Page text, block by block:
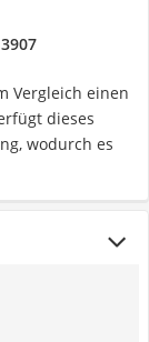
Vergleich einen
dieses
wodurch es